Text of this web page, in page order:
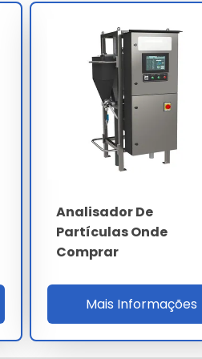
NIST traceable (látex de
exatidão inferior a 0.5% d50
diária de verificação
e IATF 16949 na indústria
Analisador De
Partículas Onde
Comprar
Mais Informações